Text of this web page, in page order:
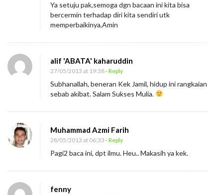
Ya setuju pak,semoga dgn bacaan ini kita bisa
bercermin terhadap diri kita sendiri utk
memperbaikinya,Amin
alif 'ABATA' kaharuddin
27/05/2013 at 19:38- Reply
Subhanallah, beneran Kek Jamil, hidup ini rangkaian
sebab akibat. Salam Sukses Mulia.
Muhammad Azmi Farih
28/05/2013 at 06:33 - Reply
Pagi2 baca ini, dpt ilmu. Heu.. Makasih ya kek.
fenny